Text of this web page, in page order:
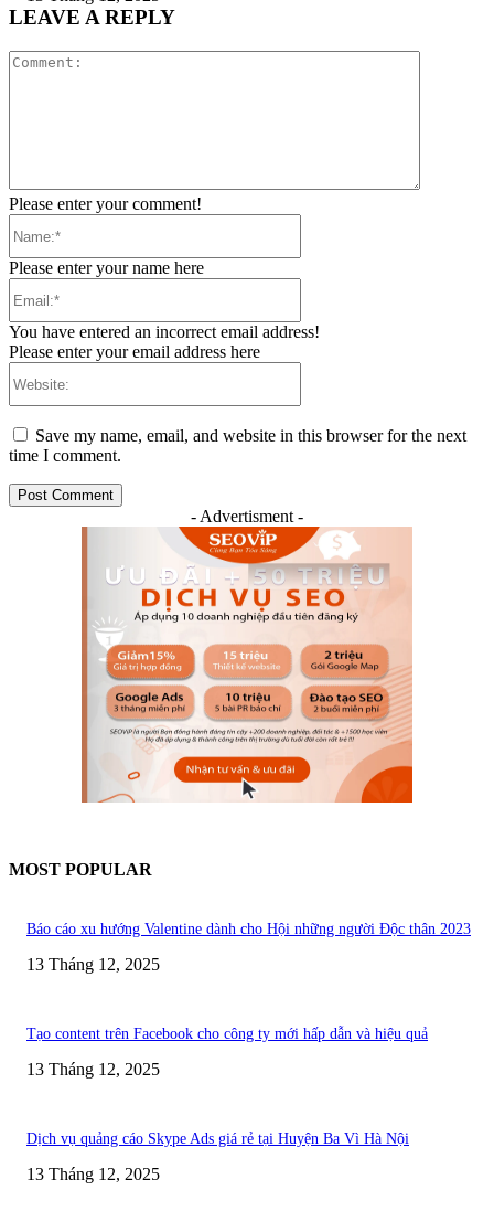
LEAVE A REPLY
Please enter your comment!
Please enter your name here
You have entered an incorrect email address!
Please enter your email address here
Save my name, email, and website in this browser for the next
time I comment.
- Advertisment -
MOST POPULAR
Báo cáo xu hướng Valentine dành cho Hội những người Độc thân 2023
13 Tháng 12, 2025
Tạo content trên Facebook cho công ty mới hấp dẫn và hiệu quả
13 Tháng 12, 2025
Dịch vụ quảng cáo Skype Ads giá rẻ tại Huyện Ba Vì Hà Nội
13 Tháng 12, 2025